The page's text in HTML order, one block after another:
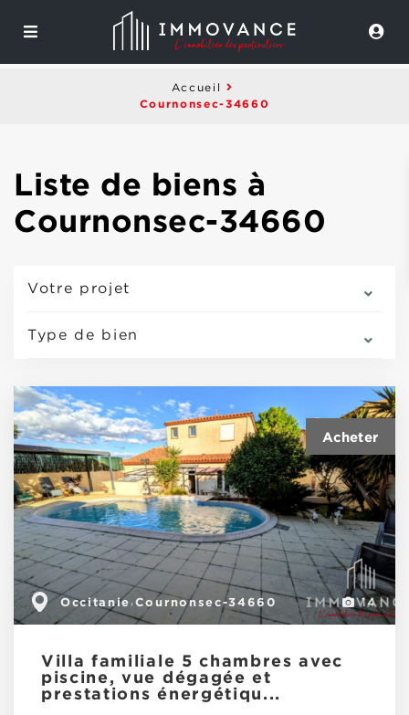
Accueil
Cournonsec-34660
Liste de biens à
Cournonsec-34660
Votre projet
Type de bien
14
Occitanie , Cournonsec-34660
Villa familiale 5 chambres avec
piscine, vue dégagée et
prestations énergétiqu...